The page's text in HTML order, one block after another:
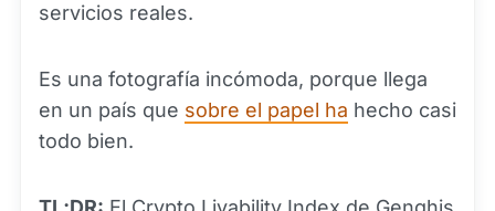
servicios reales.
Es una fotografía incómoda, porque llega
en un país que sobre el papel ha hecho casi
todo bien.